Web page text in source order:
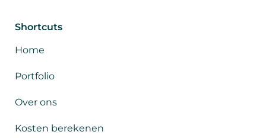
Shortcuts
Home
Portfolio
Over ons
Kosten berekenen